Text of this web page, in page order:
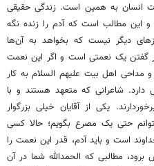
انسان به ‏همین است. زندگی حقیقی
این مطالب است که آدم را زنده نگه
دیگر نیست که بخواهد به آن‌ها
گفتن یک نعمتی است و اگر این نعمت
مداحی اهل ‏بیت علیهم السلام به کار
شاعرانی که متعهد هستند و با
یکی از آقایان خیلی بزرگوار
حتی یک مصرع بگویم؛ حالا کسی
است و باید آدم، ‏قدر این نعمت را
مطالبی که الحمدالله شما در آن